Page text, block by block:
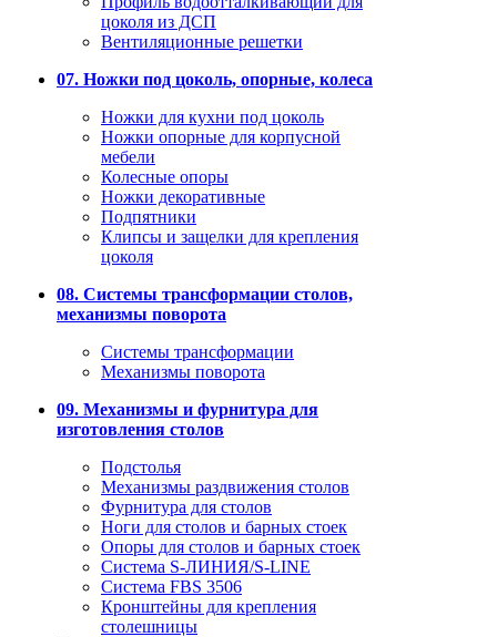
цоколя из ДСП
Вентиляционные решетки
07. Ножки под цоколь, опорные, колеса
Ножки для кухни под цоколь
Ножки опорные для корпусной
мебели
Колесные опоры
Ножки декоративные
Подпятники
Клипсы и защелки для крепления
цоколя
08. Системы трансформации столов,
механизмы поворота
Системы трансформации
Механизмы поворота
09. Механизмы и фурнитура для
изготовления столов
Подстолья
Механизмы раздвижения столов
Фурнитура для столов
Ноги для столов и барных стоек
Опоры для столов и барных стоек
Система S-ЛИНИЯ/S-LINE
Система FBS 3506
Кронштейны для крепления
столешницы